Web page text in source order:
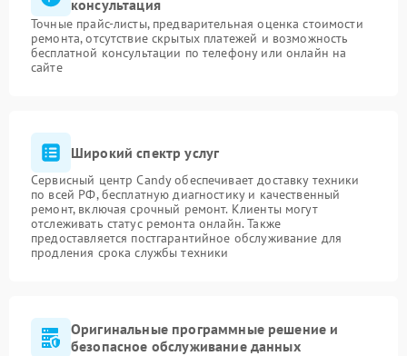
консультация
Точные прайс-листы, предварительная оценка стоимости
ремонта, отсутствие скрытых платежей и возможность
бесплатной консультации по телефону или онлайн на
сайте
Широкий спектр услуг
Сервисный центр Candy обеспечивает доставку техники
по всей РФ, бесплатную диагностику и качественный
ремонт, включая срочный ремонт. Клиенты могут
отслеживать статус ремонта онлайн. Также
предоставляется постгарантийное обслуживание для
продления срока службы техники
Оригинальные программные решение и
безопасное обслуживание данных